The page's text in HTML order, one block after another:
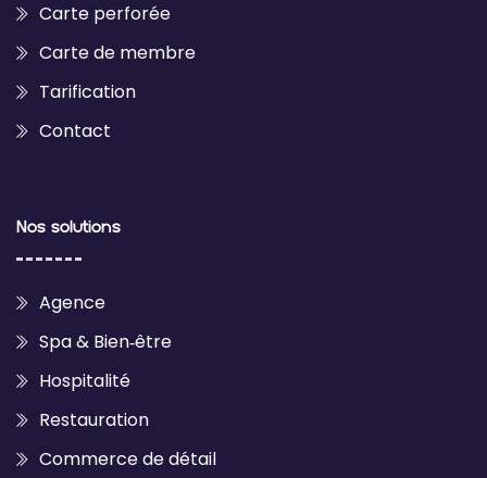
Carte perforée
Carte de membre
Tarification
Contact
Nos solutions
Agence
Spa & Bien‑être
Hospitalité
Restauration
Commerce de détail